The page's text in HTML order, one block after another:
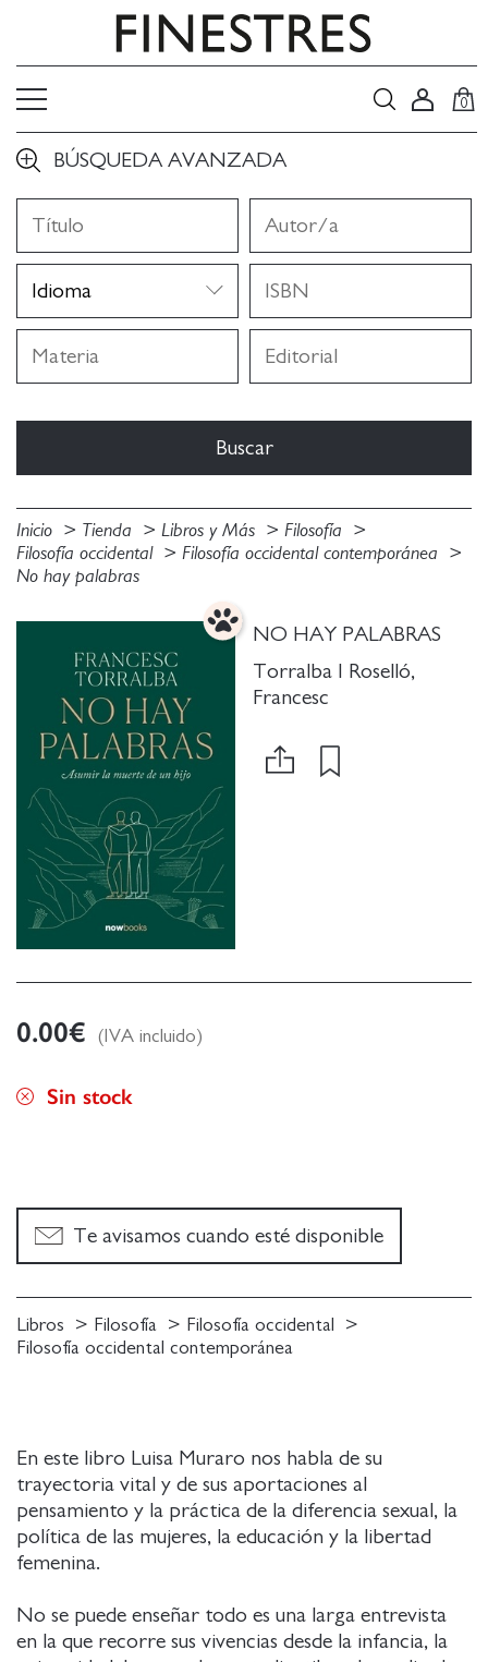
0
BÚSQUEDA AVANZADA
Inicio Tienda Libros y Más
Filosofía
Filosofía occidental
Filosofía occidental contemporánea
No hay palabras
NO HAY PALABRAS
Torralba I Roselló,
Francesc
En este libro Luisa Muraro nos habla de su
trayectoria vital y de sus aportaciones al
pensamiento y la práctica de la diferencia sexual, la
política de las mujeres, la educación y la libertad
femenina.
No se puede enseñar todo es una larga entrevista
en la que recorre sus vivencias desde la infancia, la
0.00€ (IVA incluido)
Sin stock
Te avisamos cuando esté disponible
Libros Filosofía
Filosofía occidental
Filosofía occidental contemporánea